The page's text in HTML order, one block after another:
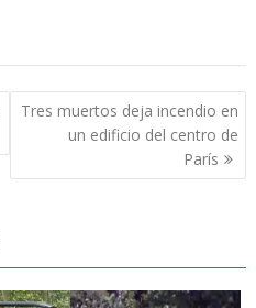
Tres muertos deja incendio en
un edificio del centro de
París